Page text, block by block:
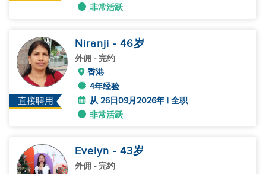
非常活跃
直接聘用
Niranji - 46岁
外佣 - 完约
香港
4年经验
从 26日09月2026年 | 全职
非常活跃
Evelyn - 43岁
外佣 - 完约